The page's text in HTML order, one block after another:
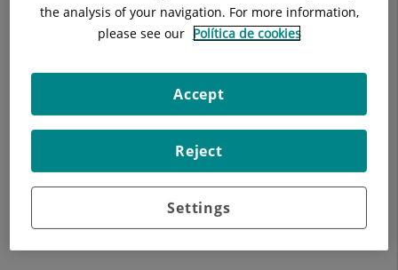
assistint a cursos i congressos tant nacionals com
internacionals, per oferir als pacients els tractaments més
innovadors.
Universitat de Barcelona (UB) que realitzen rotacions
the analysis of your navigation. For more information,
please see our Política de cookies
Settings
Reject
Accept